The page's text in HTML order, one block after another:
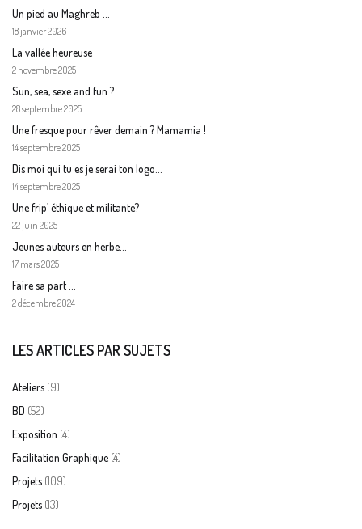
Un pied au Maghreb …
18 janvier 2026
La vallée heureuse
2 novembre 2025
Sun, sea, sexe and fun ?
28 septembre 2025
Une fresque pour rêver demain ? Mamamia !
14 septembre 2025
Dis moi qui tu es je serai ton logo…
14 septembre 2025
Une frip’ éthique et militante?
22 juin 2025
Jeunes auteurs en herbe…
17 mars 2025
Faire sa part …
2 décembre 2024
LES ARTICLES PAR SUJETS
Ateliers (9)
BD (52)
Exposition (4)
Facilitation Graphique (4)
Projets (109)
Projets (13)